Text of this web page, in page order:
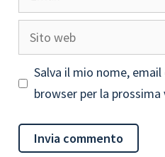
Sito
web
Salva il mio nome,
browser per la